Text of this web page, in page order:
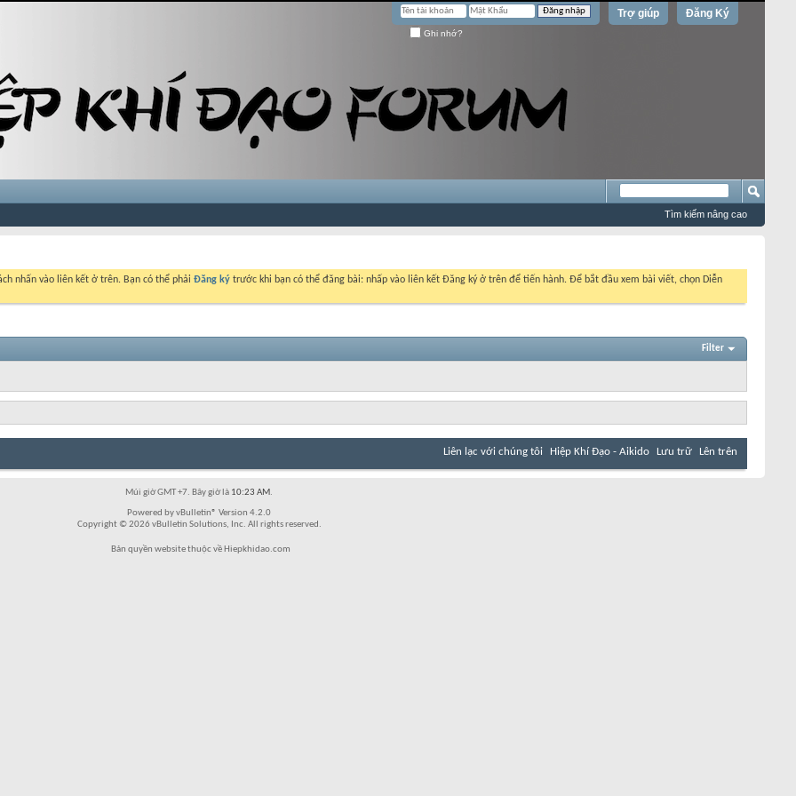
Đăng Ký
Trợ giúp
Ghi nhớ?
Tìm kiếm nâng cao
nhấn vào liên kết ở trên. Bạn có thể phải Đăng ký trước khi bạn có thể đăng bài: nhấp vào liên kết Đăng ký ở trên để tiến hành. Để bắt đầu xem bài viết, chọn Diễn
Filter
Liên lạc với chúng tôi Hiệp Khí Đạo - Aikido Lưu trữ Lên trên
Múi giờ GMT +7. Bây giờ là 10:23 AM.
Powered by vBulletin® Version 4.2.0
Copyright © 2026 vBulletin Solutions, Inc. All rights reserved.
Bản quyền website thuộc về Hiepkhidao.com